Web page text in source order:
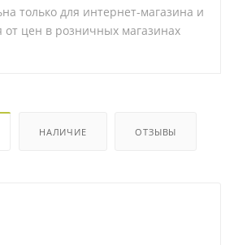
только для интернет-магазина и
от цен в розничных магазинах
НАЛИЧИЕ ОТЗЫВЫ